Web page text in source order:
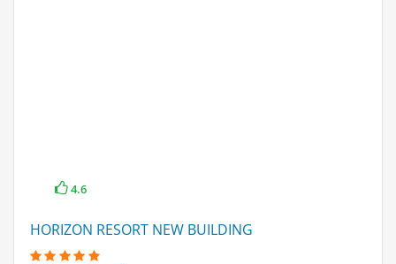
4.6
HORIZON RESORT NEW BUILDING